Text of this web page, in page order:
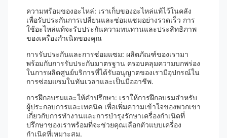
ความพร้อมของอะไหล่: เราเก็บของอะไหล่แท้ไว้ในคลัง
เพื่อรับประกันการเปลี่ยนและซ่อมแซมอย่างรวดเร็ว การ
ใช้อะไหล่แท้จะรับประกันความทนทานและประสิทธิภาพ
ของเครื่องกําเนิดของคุณ
การรับประกันและการซ่อมแซม: ผลิตภัณฑ์ของเรามา
พร้อมกับการรับประกันมาตรฐาน ครอบคลุมความบกพร่อง
ในการผลิตศูนย์บริการที่ได้รับอนุญาตของเรามีอุปกรณ์ใน
การซ่อมแซมในทันเวลาและเป็นมืออาชีพ.
การฝึกอบรมและให้คําปรึกษา: เราให้การฝึกอบรมสําหรับ
ผู้ประกอบการและเทคนิค เพื่อเพิ่มความเข้าใจของพวกเขา
เกี่ยวกับการทํางานและการบํารุงรักษาเครื่องกําเนิดที่
ปรึกษาของเราพร้อมที่จะช่วยคุณเลือกตัวแบบเครื่อง
กําเนิดที่เหมาะสม.